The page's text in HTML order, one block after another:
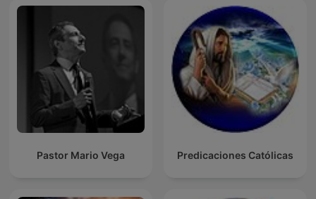
Pastor Mario Vega Predicaciones Católicas